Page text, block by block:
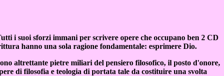
i suoi sforzi immani per scrivere opere che occupano ben 2 CD
hanno una sola ragione fondamentale: esprimere Dio.
altrettante pietre miliari del pensiero filosofico, il posto d'onore,
di filosofia e teologia di portata tale da costituire una svolta